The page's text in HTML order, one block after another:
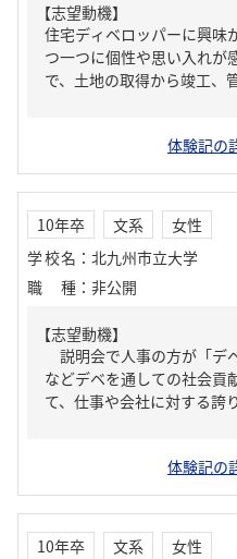
【志望動機】
住宅ディベロッパーに興味
つ一つに個性や思い入れが
で、土地の取得から竣工、
体験記の
10年卒 文系
女性
学校名 ： 北九州市立大学
職種 ： 非公開
【志望動機】
説明会で人事の方が「デ
などデベを通しての社会貢
て、仕事や会社に対する誇
体験記の
10年卒 文系
女性